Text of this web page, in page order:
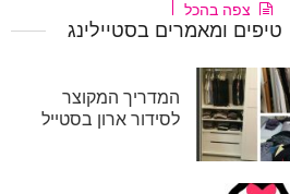
צפה בהכל
טיפים ומאמרים בסטיילינג
המדריך המקוצר
לסידור ארון בסטייל